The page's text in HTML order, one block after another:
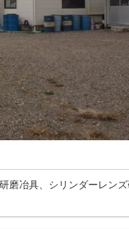
磨冶具、シリンダーレン